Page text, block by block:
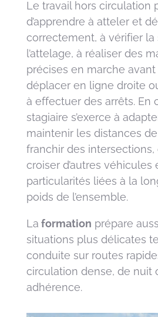
Le travail hors circulation
d’apprendre à atteler et
correctement, à vérifier la
l’attelage, à réaliser des
précises en marche avant
déplacer en ligne droite
à effectuer des arrêts. En
stagiaire s’exerce à
maintenir les distances
franchir des intersections,
croiser d’autres véhicules
particularités liées à la
poids de l’ensemble.
La formation prépare
situations plus délicates
conduite sur routes
circulation dense, de nuit
adhérence.